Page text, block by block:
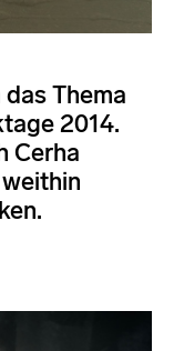
Thema
2014.
Cerha